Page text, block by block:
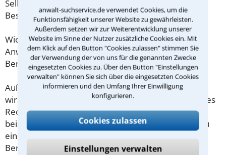
anwalt-suchservice.de verwendet Cookies, um die
Funktionsfähigkeit unserer Website zu gewährleisten.
Außerdem setzen wir zur Weiterentwicklung unserer
Website im Sinne der Nutzer zusätzliche Cookies ein. Mit
dem Klick auf den Button "Cookies zulassen" stimmen Sie
der Verwendung der von uns für die genannten Zwecke
eingesetzten Cookies zu. Über den Button "Einstellungen
verwalten" können Sie sich über die eingesetzten Cookies
informieren und den Umfang Ihrer Einwilligung
konfigurieren.
Cookies zulassen
Einstellungen verwalten
Selbstständige oder Freiberufler gilt diese
Beschränkung nicht.
Wichtig daher: Klären Sie die Kostenfrage mit Ihrem
Anwalt aus Bochum schon zu Beginn der ersten
Beratung.
Außerdem gut zu wissen: Gemäß § 34 Absatz 2 RVG
wird die Beratungsgebühr auf weitere Tätigkeiten des
Rechtsanwalts angerechnet. Sollte es also
beispielsweise aufgrund des Beratungsgesprächs zu
einem Prozess kommen, so kann der Anwalt diese
Beratungsgebühr nicht mehr abrechnen.